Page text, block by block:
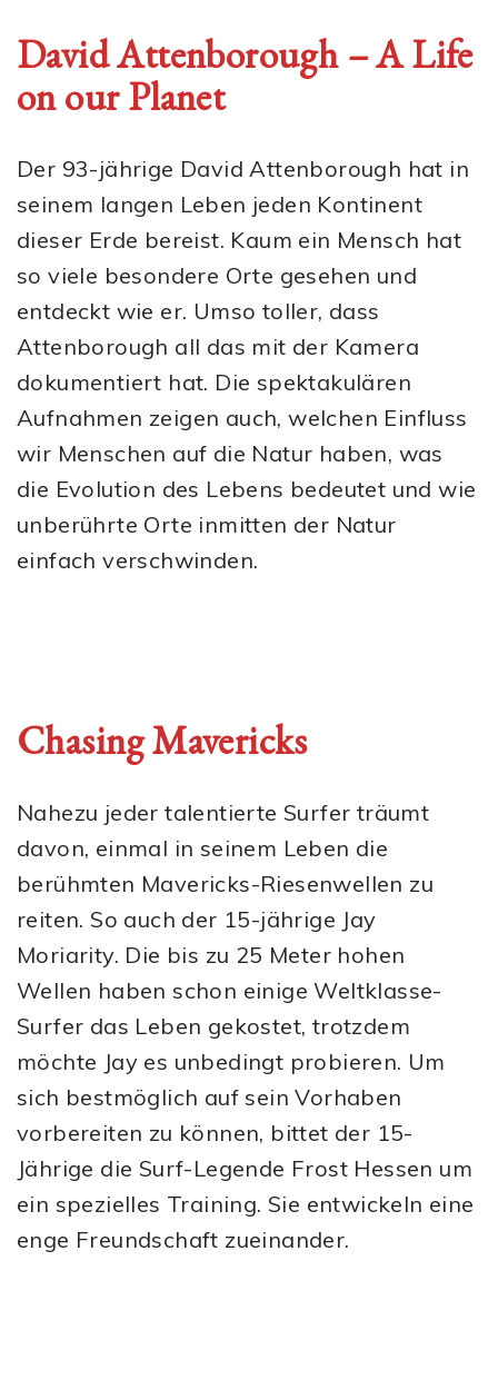
David Attenborough – A Life
on our Planet
Der 93-jährige David Attenborough hat in
seinem langen Leben jeden Kontinent
dieser Erde bereist. Kaum ein Mensch hat
so viele besondere Orte gesehen und
entdeckt wie er. Umso toller, dass
Attenborough all das mit der Kamera
dokumentiert hat. Die spektakulären
Aufnahmen zeigen auch, welchen Einfluss
wir Menschen auf die Natur haben, was
die Evolution des Lebens bedeutet und wie
unberührte Orte inmitten der Natur
einfach verschwinden.
Chasing Mavericks
Nahezu jeder talentierte Surfer träumt
davon, einmal in seinem Leben die
berühmten Mavericks-Riesenwellen zu
reiten. So auch der 15-jährige Jay
Moriarity. Die bis zu 25 Meter hohen
Wellen haben schon einige Weltklasse-
Surfer das Leben gekostet, trotzdem
möchte Jay es unbedingt probieren. Um
sich bestmöglich auf sein Vorhaben
vorbereiten zu können, bittet der 15-
Jährige die Surf-Legende Frost Hessen um
ein spezielles Training. Sie entwickeln eine
enge Freundschaft zueinander.